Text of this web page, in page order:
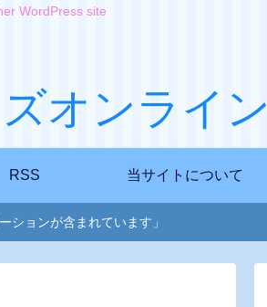
WordPress site
オンライン
RSS 当サイトについて
ションが含まれています」